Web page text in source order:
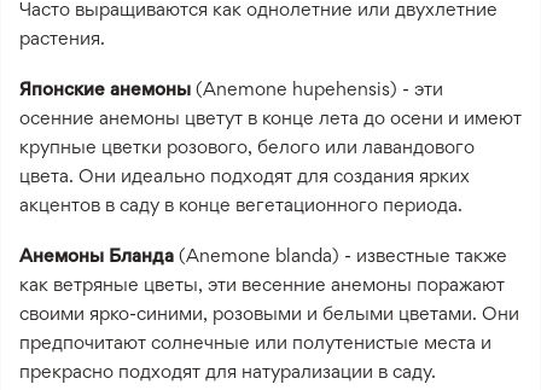
Часто выращиваются как однолетние или двухлетние
растения.
Японские анемоны (Anemone hupehensis) - эти
осенние анемоны цветут в конце лета до осени и имеют
крупные цветки розового, белого или лавандового
цвета. Они идеально подходят для создания ярких
акцентов в саду в конце вегетационного периода.
Анемоны Бланда (Anemone blanda) - известные также
как ветряные цветы, эти весенние анемоны поражают
своими ярко-синими, розовыми и белыми цветами. Они
предпочитают солнечные или полутенистые места и
прекрасно подходят для натурализации в саду.